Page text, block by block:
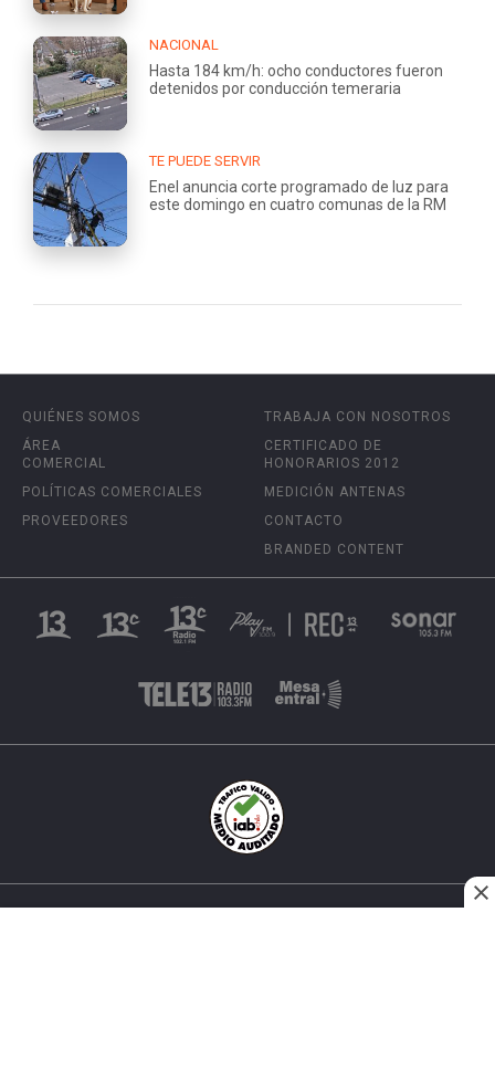
NACIONAL
Hasta 184 km/h: ocho conductores fueron
detenidos por conducción temeraria
TE PUEDE SERVIR
Enel anuncia corte programado de luz para
este domingo en cuatro comunas de la RM
QUIÉNES SOMOS
ÁREA
COMERCIAL
POLÍTICAS COMERCIALES
PROVEEDORES
TRABAJA CON NOSOTROS
CERTIFICADO DE
HONORARIOS 2012
MEDICIÓN ANTENAS
CONTACTO
BRANDED CONTENT